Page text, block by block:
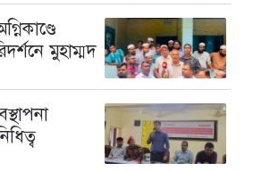
মুহাম্মদ